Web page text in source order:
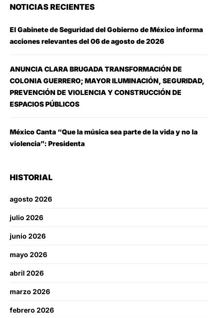
NOTICIAS RECIENTES
El Gabinete de Seguridad del Gobierno de México informa
acciones relevantes del 06 de agosto de 2026
ANUNCIA CLARA BRUGADA TRANSFORMACIÓN DE
COLONIA GUERRERO; MAYOR ILUMINACIÓN, SEGURIDAD,
PREVENCIÓN DE VIOLENCIA Y CONSTRUCCIÓN DE
ESPACIOS PÚBLICOS
México Canta “Que la música sea parte de la vida y no la
violencia”: Presidenta
HISTORIAL
agosto 2026
julio 2026
junio 2026
mayo 2026
abril 2026
marzo 2026
febrero 2026